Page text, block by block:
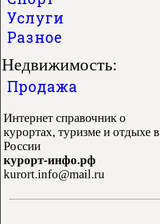
Услуги
Разное
Недвижимость:
Продажа
Интернет справочник о
курортах, туризме и отдыхе в
России
курорт-инфо.рф
kurort.info@mail.ru